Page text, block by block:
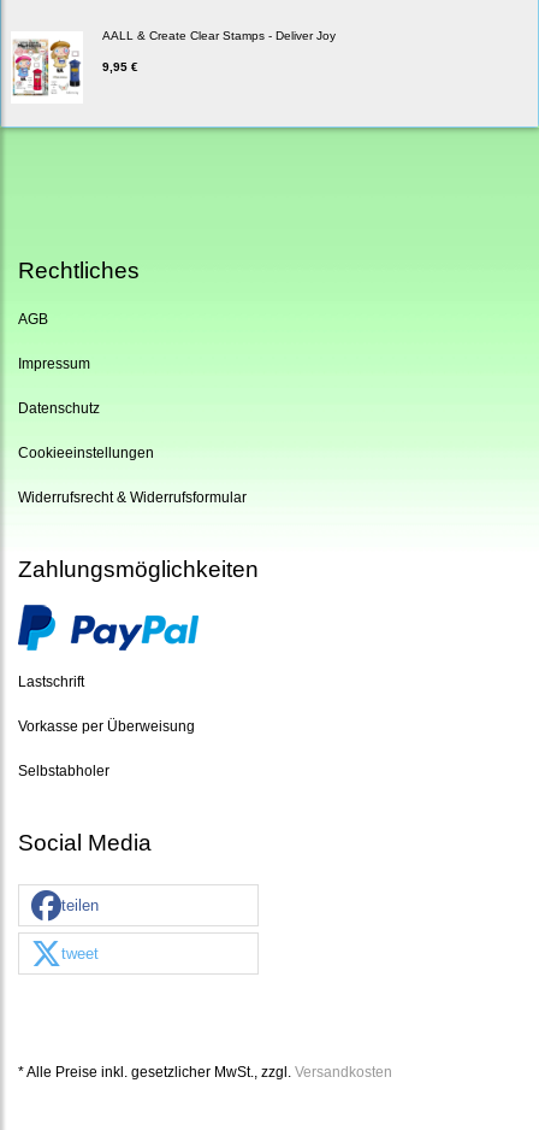
AALL & Create Clear Stamps - Deliver Joy
9,95 €
Rechtliches
AGB
Impressum
Datenschutz
Cookieeinstellungen
Widerrufsrecht & Widerrufsformular
Zahlungsmöglichkeiten
Lastschrift
Vorkasse per Überweisung
Selbstabholer
Social Media
teilen
tweet
* Alle Preise inkl. gesetzlicher MwSt., zzgl. Versandkosten